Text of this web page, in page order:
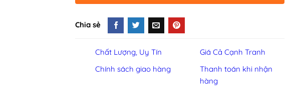
Chia sẻ
Chất Lượng, Uy Tín
Giá Cả Cạnh Tranh
Chính sách giao hàng
Thanh toán khi nhận
hàng